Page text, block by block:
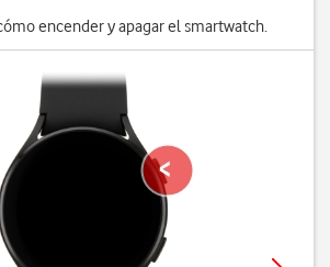
encender y apagar el smartwatch.